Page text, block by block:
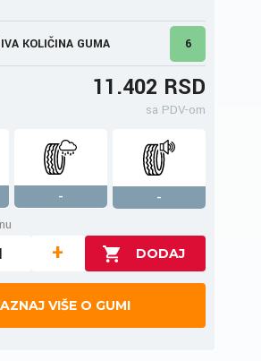
KOLIČINA GUMA 6
11.402 RSD
sa PDV-om
-
-
+
VIŠE O GUMI